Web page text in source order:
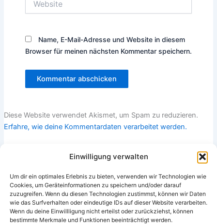
Einwilligung verwalten
Um dir ein optimales Erlebnis zu bieten, verwenden wir Technologien wie
Cookies, um Geräteinformationen zu speichern und/oder darauf
zuzugreifen. Wenn du diesen Technologien zustimmst, können wir Daten
wie das Surfverhalten oder eindeutige IDs auf dieser Website verarbeiten.
Wenn du deine Einwillligung nicht erteilst oder zurückziehst, können
bestimmte Merkmale und Funktionen beeinträchtigt werden.
Name, E-Mail-Adresse und Website in diesem
Browser für meinen nächsten Kommentar speichern.
Diese Website verwendet Akismet, um Spam zu reduzieren.
Erfahre, wie deine Kommentardaten verarbeitet werden.